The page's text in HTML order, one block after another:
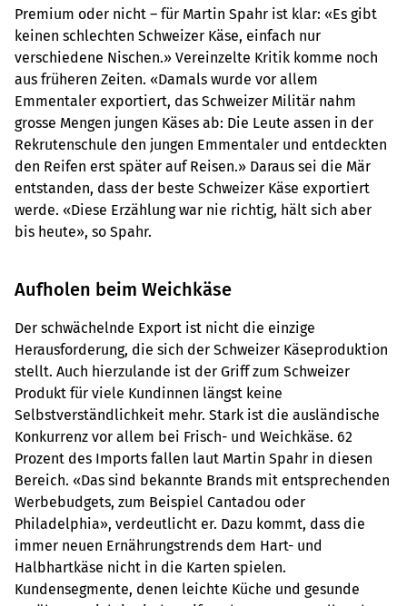
Premium oder nicht – für Martin Spahr ist klar: «Es gibt
keinen schlechten Schweizer Käse, einfach nur
verschiedene Nischen.» Vereinzelte Kritik komme noch
aus früheren Zeiten. «Damals wurde vor allem
Emmentaler exportiert, das Schweizer Militär nahm
grosse Mengen jungen Käses ab: Die Leute assen in der
Rekrutenschule den jungen Emmentaler und entdeckten
den Reifen erst später auf Reisen.» Daraus sei die Mär
entstanden, dass der beste Schweizer Käse exportiert
werde. «Diese Erzählung war nie richtig, hält sich aber
bis heute», so Spahr.
Aufholen beim Weichkäse
Der schwächelnde Export ist nicht die einzige
Herausforderung, die sich der Schweizer Käseproduktion
stellt. Auch hierzulande ist der Griff zum Schweizer
Produkt für viele Kundinnen längst keine
Selbstverständlichkeit mehr. Stark ist die ausländische
Konkurrenz vor allem bei Frisch- und Weichkäse. 62
Prozent des Imports fallen laut Martin Spahr in diesen
Bereich. «Das sind bekannte Brands mit entsprechenden
Werbebudgets, zum Beispiel Cantadou oder
Philadelphia», verdeutlicht er. Dazu kommt, dass die
immer neuen Ernährungstrends dem Hart- und
Halbhartkäse nicht in die Karten spielen.
Kundensegmente, denen leichte Küche und gesunde